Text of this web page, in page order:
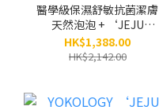
醫學級保濕舒敏抗菌潔膚
天然泡泡 + ‘JEJU
AQUA CALM’濟州果香
超水感屏障修護乳 (身體
HK$1,388.00
HK$2,142.00